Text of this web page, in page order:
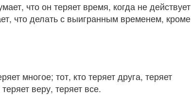
что он теряет время, когда не действует
что делать с выигранным временем, кроме
многое; тот, кто теряет друга, теряет
веру, теряет все.